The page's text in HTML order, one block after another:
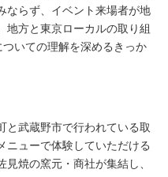
ならず、イベント来場者が地
地方と東京ローカルの取り組
いての理解を深めるきっか
と武蔵野市で行われている取
ニューで体験していただける
焼の窯元・商社が集結し、